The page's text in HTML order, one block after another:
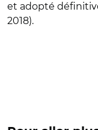
et adopté
2018).